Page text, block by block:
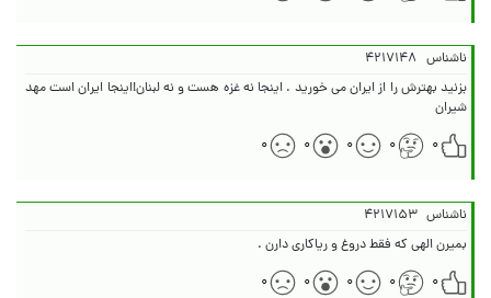
ناشناس ۴۲۱۷۱۴۸
بزنید بهترش را از ایران می خورید . اینجا نه غزه هست و نه لبنان!اینجا ایران است مهد
شیران
۰
۰ ۰ ۰ ۰
ناشناس ۴۲۱۷۱۵۳
بمیرن الهی که فقط دروغ و ریاکاری دارن .
۰
۰ ۰ ۰ ۰